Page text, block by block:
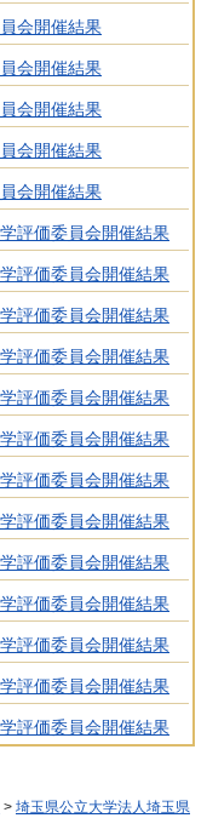
会開催結果
会開催結果
会開催結果
会開催結果
会開催結果
評価委員会開催結果
評価委員会開催結果
評価委員会開催結果
評価委員会開催結果
評価委員会開催結果
評価委員会開催結果
評価委員会開催結果
評価委員会開催結果
評価委員会開催結果
評価委員会開催結果
評価委員会開催結果
評価委員会開催結果
評価委員会開催結果
> 埼玉県公立大学法人埼玉県